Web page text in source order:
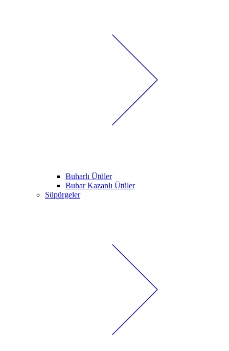
Buharlı Ütüler
Buhar Kazanlı Ütüler
Süpürgeler